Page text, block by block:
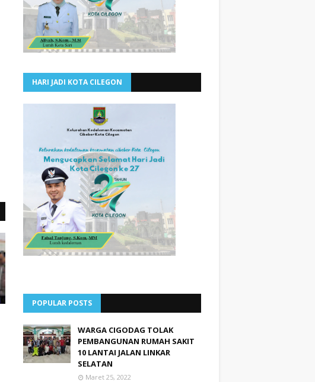
HARI JADI KOTA CILEGON
POPULAR POSTS
WARGA CIGODAG TOLAK
PEMBANGUNAN RUMAH SAKIT
10 LANTAI JALAN LINKAR
SELATAN
Maret 25, 2022